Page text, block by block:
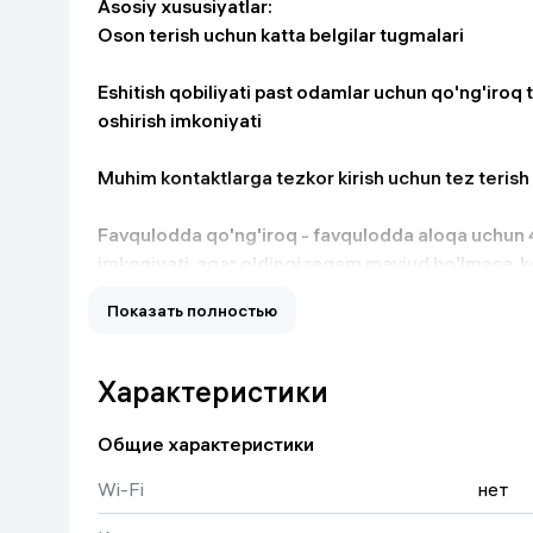
Дом и сад
Канцелярия
Asosiy xususiyatlar:
Oson terish uchun katta belgilar tugmalari
Eshitish qobiliyati past odamlar uchun qo'ng'iroq
oshirish imkoniyati
Muhim kontaktlarga tezkor kirish uchun tez
Favqulodda qo'ng'iroq - favqulodda aloqa uchun
imkoniyati, agar oldingi raqam mavjud bo'lmasa,
Oson muloqot uchun eshitish moslamasi mosligi
MIL-STD-810G tushirish testlaridan o'tgan
Telemarketchilar kabi istalmagan qo'ng'iroqlarni
Eko Plus rejimi - ko'proq xavfsizlik uchun kutish
Показать полностью
Характеристики
Общие характеристики
Wi-Fi
нет